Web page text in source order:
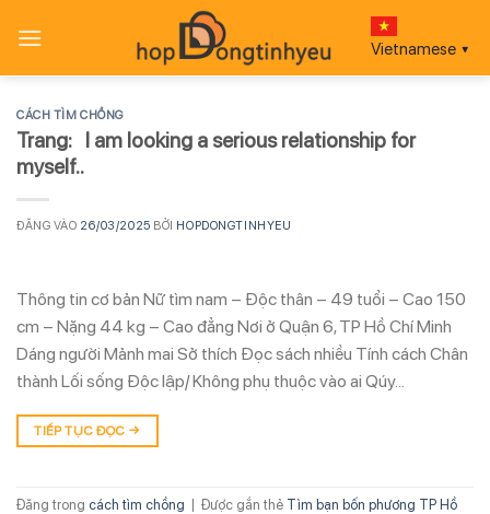
qua
Vietnamese ▼
CÁCH TÌM CHỒNG
Trang: I am looking a serious relationship for
myself..
ĐĂNG VÀO 26/03/2025 BỞI HOPDONGTINHYEU
Thông tin cơ bản Nữ tìm nam – Độc thân – 49 tuổi – Cao 150
cm – Nặng 44 kg – Cao đẳng Nơi ở Quận 6, TP Hồ Chí Minh
Dáng người Mảnh mai Sở thích Đọc sách nhiều Tính cách Chân
thành Lối sống Độc lập/ Không phụ thuộc vào ai Qúy…
TIẾP TỤC ĐỌC →
Đăng trong cách tìm chồng Được gắn thẻ Tìm bạn bốn phương TP Hồ